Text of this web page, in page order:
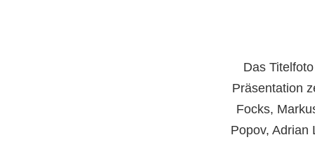
Das
Präsentation
Focks,
Popov, Adrian